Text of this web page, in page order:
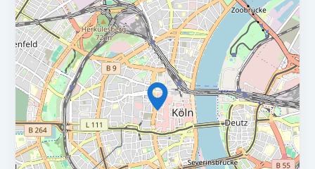
vorausgesetzt
Hohe Bereitschaft Neues zu lernen und eine hands-on
Mentalität
Lösungsorientierte, selbstständige und strukturierte
Arbeitsweise
Professionelles Auftreten und Zuverlässigkeit
Kommunikative Stärke und diplomatisches Geschick im
Umgang mit Menschen